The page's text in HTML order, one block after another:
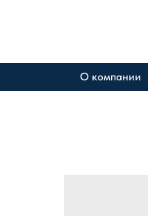
О компании